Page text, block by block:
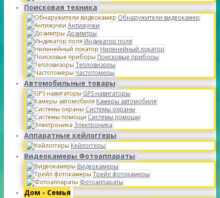
Поисковая техника
Обнаружители видеокамер
Антижучки
Дозимтры
Индикатор поля
Ниленейный локатор
Поисковые приборы
Тепловизоры
Частотомеры
Автомобильные товары
GPS навигаторы
Камеры автомобиля
Системы охраны
Системы помощи
Электроника
Аппаратные кейлоггеры
Кейлоггеры
Видеокамеры Фотоаппараты
Видеокамеры
Трейл фотокамеры
Фотоаппараты
Дом - Семья